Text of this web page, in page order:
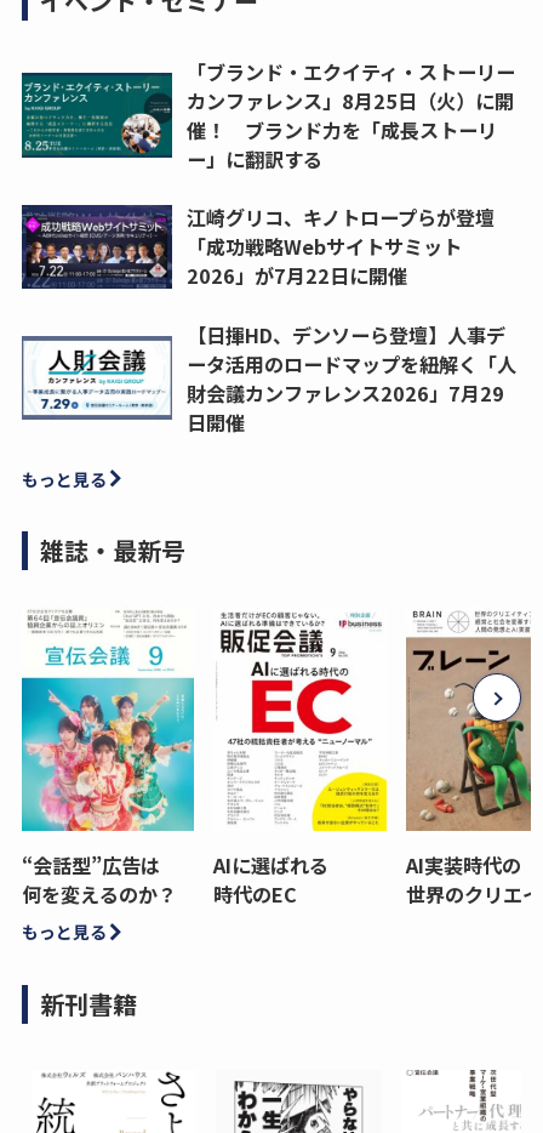
「ブランド・エクイティ・ストーリー
カンファレンス」8月25日（火）に開
催！ ブランド力を「成長ストーリ
ー」に翻訳する
江崎グリコ、キノトロープらが登壇
「成功戦略Webサイトサミット
2026」が7月22日に開催
【日揮HD、デンソーら登壇】人事デ
ータ活用のロードマップを紐解く「人
財会議カンファレンス2026」7月29
日開催
もっと見る
雑誌・最新号
“会話型”広告は
何を変えるのか？
AIに選ばれる
時代のEC
AI実装時代の
世界のクリエ
もっと見る
新刊書籍